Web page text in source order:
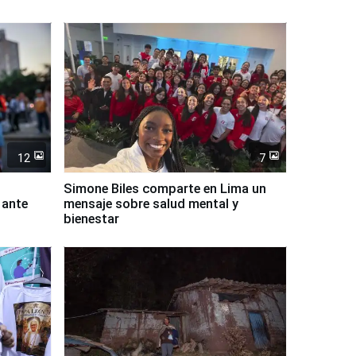
12 7
Simone Biles comparte en Lima un
mensaje sobre salud mental y
bienestar